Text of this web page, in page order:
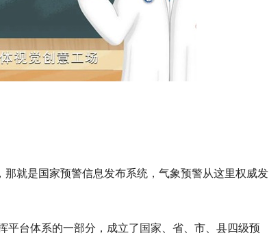
那就是国家预警信息发布系统，气象预警从这里权威发
平台体系的一部分，成立了国家、省、市、县四级预